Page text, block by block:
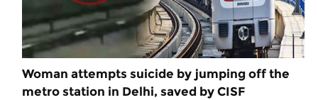
Woman attempts suicide by jumping off the
metro station in Delhi, saved by CISF